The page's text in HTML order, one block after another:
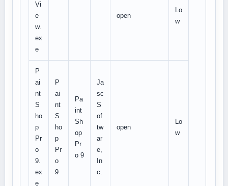
Vi
e
w.
ex
e
open
Lo
w
P
ai
nt
S
ho
p
Pr
o
9.
ex
e
P
ai
nt
S
ho
p
Pr
o
9
Pa
int
Sh
op
Pr
o 9
Ja
sc
S
of
tw
ar
e,
In
c.
open
Lo
w